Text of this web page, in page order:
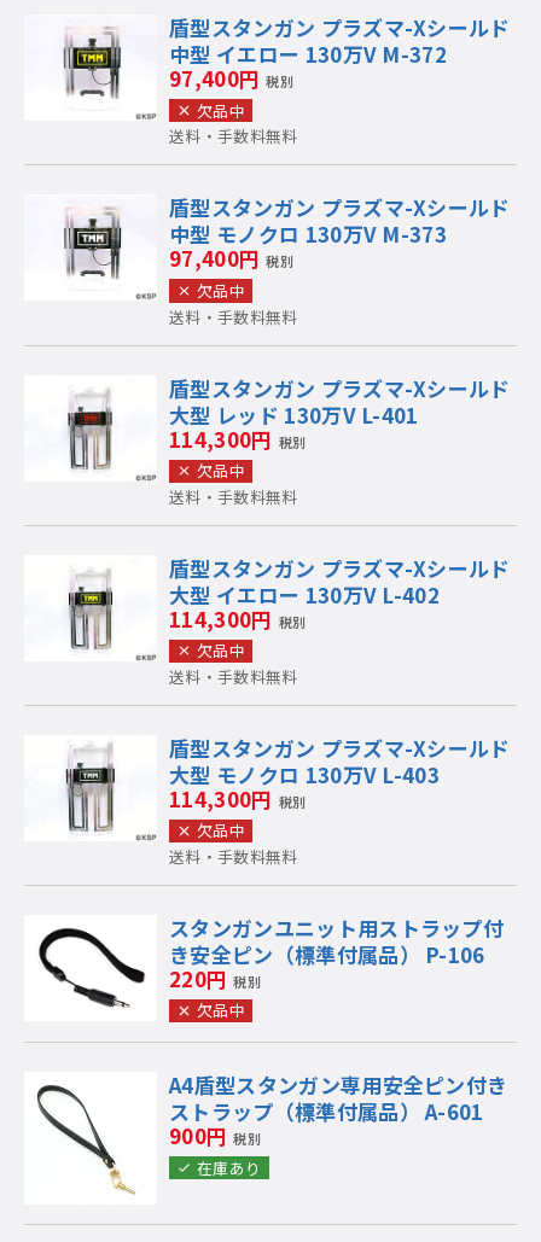
盾型スタンガン プラズマ-Xシールド
中型 イエロー 130万V M-372
97,400円 税別
欠品中
送料・手数料無料
盾型スタンガン プラズマ-Xシールド
中型 モノクロ 130万V M-373
97,400円 税別
欠品中
送料・手数料無料
盾型スタンガン プラズマ-Xシールド
大型 レッド 130万V L-401
114,300円 税別
欠品中
送料・手数料無料
盾型スタンガン プラズマ-Xシールド
大型 イエロー 130万V L-402
114,300円 税別
欠品中
送料・手数料無料
盾型スタンガン プラズマ-Xシールド
大型 モノクロ 130万V L-403
114,300円 税別
欠品中
送料・手数料無料
スタンガンユニット用ストラップ付
き安全ピン（標準付属品） P-106
220円 税別
欠品中
A4盾型スタンガン専用安全ピン付き
ストラップ（標準付属品） A-601
900円 税別
在庫あり